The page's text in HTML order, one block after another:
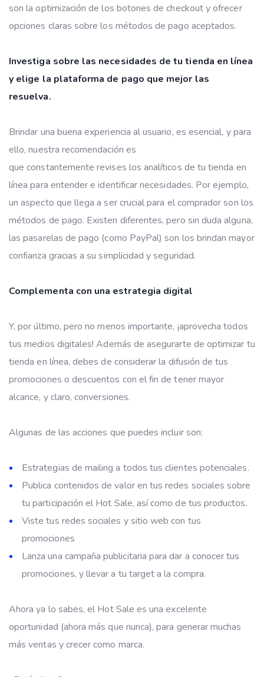
son la optimización de los botones de checkout y ofrecer
opciones claras sobre los métodos de pago aceptados.
Investiga sobre las necesidades de tu tienda en línea
y elige la plataforma de pago que mejor las
resuelva.
Brindar una buena experiencia al usuario, es esencial, y para
ello, nuestra recomendación es
que constantemente revises los analíticos de tu tienda en
línea para entender e identificar necesidades. Por ejemplo,
un aspecto que llega a ser crucial para el comprador son los
métodos de pago. Existen diferentes, pero sin duda alguna,
las pasarelas de pago (como PayPal) son los brindan mayor
confianza gracias a su simplicidad y seguridad.
Complementa con una estrategia digital
Y, por último, pero no menos importante, ¡aprovecha todos
tus medios digitales! Además de asegurarte de optimizar tu
tienda en línea, debes de considerar la difusión de tus
promociones o descuentos con el fin de tener mayor
alcance, y claro, conversiones.
Algunas de las acciones que puedes incluir son:
Estrategias de mailing a todos tus clientes potenciales.
Publica contenidos de valor en tus redes sociales sobre
tu participación el Hot Sale, así como de tus productos.
Viste tus redes sociales y sitio web con tus
promociones
Lanza una campaña publicitaria para dar a conocer tus
promociones, y llevar a tu target a la compra.
Ahora ya lo sabes, el Hot Sale es una excelente
oportunidad (ahora más que nunca), para generar muchas
más ventas y crecer como marca.